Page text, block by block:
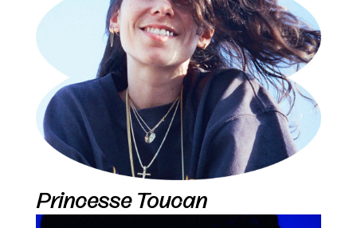
Princesse Toucan